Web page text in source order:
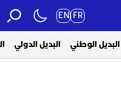
FR
EN
البديل الوطني البديل الدولي